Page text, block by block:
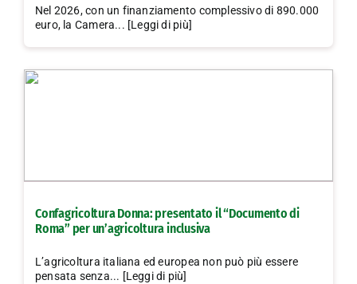
Nel 2026, con un finanziamento complessivo di 890.000
euro, la Camera... [Leggi di più]
Confagricoltura Donna: presentato il “Documento di
Roma” per un’agricoltura inclusiva
L’agricoltura italiana ed europea non può più essere
pensata senza... [Leggi di più]